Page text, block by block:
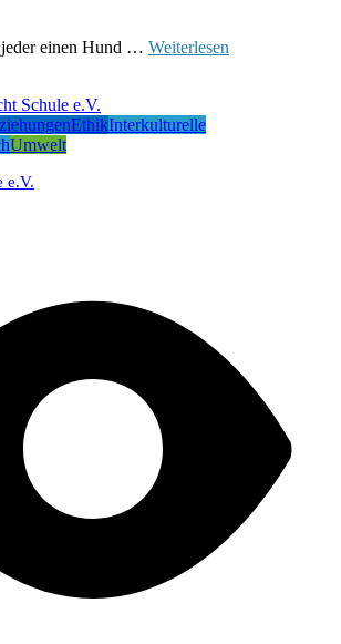
einen Hund … Weiterlesen
EthikInterkulturelle
Umwelt
e.V.